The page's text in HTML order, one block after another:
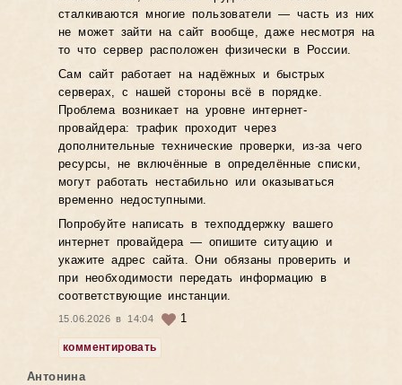
сталкиваются многие пользователи — часть из них
не может зайти на сайт вообще, даже несмотря на
то что сервер расположен физически в России.
Сам сайт работает на надёжных и быстрых
серверах, с нашей стороны всё в порядке.
Проблема возникает на уровне интернет-
провайдера: трафик проходит через
дополнительные технические проверки, из-за чего
ресурсы, не включённые в определённые списки,
могут работать нестабильно или оказываться
временно недоступными.
Попробуйте написать в техподдержку вашего
интернет провайдера — опишите ситуацию и
укажите адрес сайта. Они обязаны проверить и
при необходимости передать информацию в
соответствующие инстанции.
15.06.2026 в 14:04 1
комментировать
Антонина